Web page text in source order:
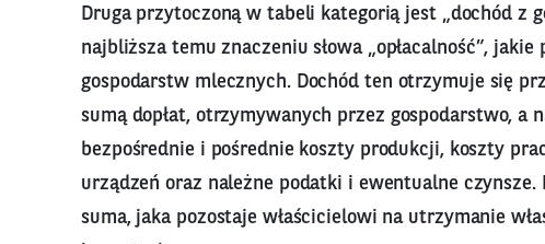
Druga przytoczoną w tabeli kategorią jest „dochód z
najbliższa temu znaczeniu słowa „opłacalność”,
gospodarstw mlecznych. Dochód ten otrzymuje się
sumą dopłat, otrzymywanych przez gospodarstwo, a
bezpośrednie i pośrednie koszty produkcji, koszty
urządzeń oraz należne podatki i ewentualne czynsze.
suma, jaka pozostaje właścicielowi na utrzymanie